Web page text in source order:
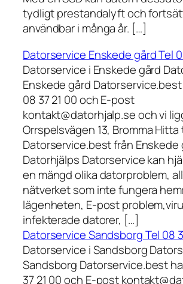
tydligt prestandalyft och
användbar i många år. […]
Datorservice Enskede gård Tel
Datorservice i Enskede gård
Enskede gård
08 37 21 00 och E-post
kontakt@datorhjalp.se och vi
Orrspelsvägen 13, Bromma Hitta
Datorservice.best från Enskede
Datorhjälps Datorservice kan
en mängd olika datorproblem,
nätverket som inte fungera
lägenheten, E-post
infekterade datorer, […]
Datorservice Sandsborg Tel 08
Datorservice i Sandsborg
Sandsborg Datorservice.best
37 21 00 och E-post